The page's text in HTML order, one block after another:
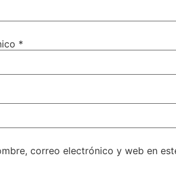
*
correo electrónico y web en